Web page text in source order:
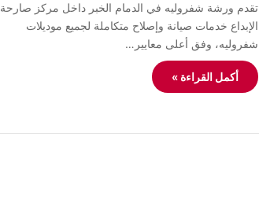
تقدم ورشة شفروليه في الدمام الخبر داخل مركز صارحة
الإبداع خدمات صيانة وإصلاح متكاملة لجميع موديلات
شفروليه، وفق أعلى معايير…
أكمل القراءة »